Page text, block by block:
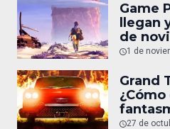
Game
llegan
de
1 de
Grand
27 de